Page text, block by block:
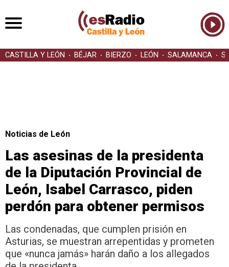
CASTILLA Y LEÓN BÉJAR BIERZO LEÓN SALAMANCA
Noticias de León
Las asesinas de la presidenta
de la Diputación Provincial de
León, Isabel Carrasco, piden
perdón para obtener permisos
Las condenadas, que cumplen prisión en
Asturias, se muestran arrepentidas y prometen
que «nunca jamás» harán daño a los allegados